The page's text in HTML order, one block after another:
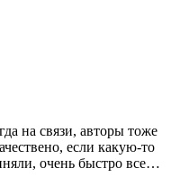
лучшая! Всё
эмоции. Все три работы
на связи, авторы тоже
если какую-то
очень быстро все